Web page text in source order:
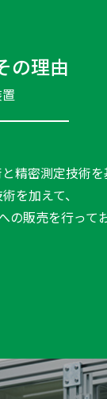
の理由
精密測定技術を
を加えて、
販売を行ってお